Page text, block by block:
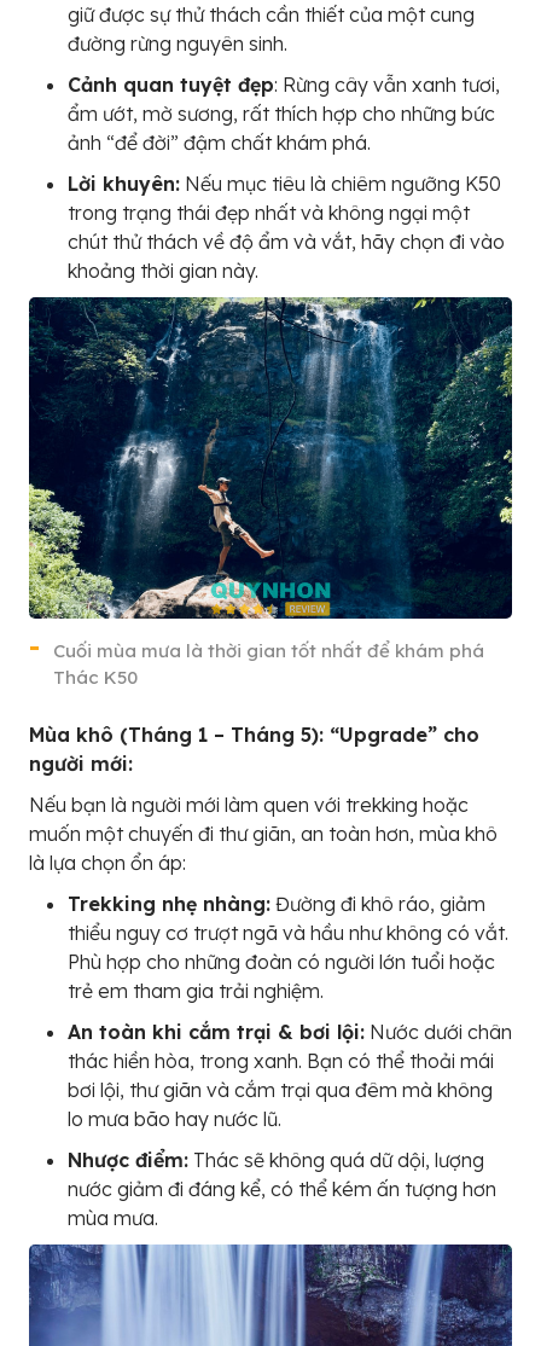
giữ được sự thử thách cần thiết của một cung
đường rừng nguyên sinh.
Cảnh quan tuyệt đẹp: Rừng cây vẫn xanh tươi,
ẩm ướt, mờ sương, rất thích hợp cho những bức
ảnh “để đời” đậm chất khám phá.
Lời khuyên: Nếu mục tiêu là chiêm ngưỡng K50
trong trạng thái đẹp nhất và không ngại một
chút thử thách về độ ẩm và vắt, hãy chọn đi vào
khoảng thời gian này.
Cuối mùa mưa là thời gian tốt nhất để khám phá
Thác K50
Mùa khô (Tháng 1 – Tháng 5): “Upgrade” cho
người mới:
Nếu bạn là người mới làm quen với trekking hoặc
muốn một chuyến đi thư giãn, an toàn hơn, mùa khô
là lựa chọn ổn áp:
Trekking nhẹ nhàng: Đường đi khô ráo, giảm
thiểu nguy cơ trượt ngã và hầu như không có vắt.
Phù hợp cho những đoàn có người lớn tuổi hoặc
trẻ em tham gia trải nghiệm.
An toàn khi cắm trại & bơi lội: Nước dưới chân
thác hiền hòa, trong xanh. Bạn có thể thoải mái
bơi lội, thư giãn và cắm trại qua đêm mà không
lo mưa bão hay nước lũ.
Nhược điểm: Thác sẽ không quá dữ dội, lượng
nước giảm đi đáng kể, có thể kém ấn tượng hơn
mùa mưa.